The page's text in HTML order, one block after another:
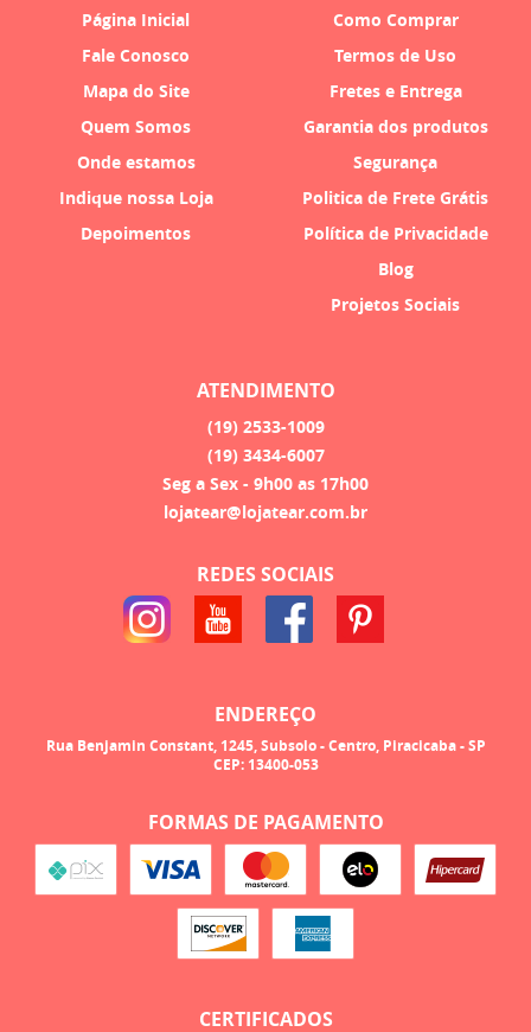
Página Inicial
Fale Conosco
Mapa do Site
Quem Somos
Onde estamos
Indique nossa Loja
Depoimentos
Como Comprar
Termos de Uso
Fretes e Entrega
Garantia dos produtos
Segurança
Politica de Frete Grátis
Política de Privacidade
Blog
Projetos Sociais
ATENDIMENTO
(19) 2533-1009
(19) 3434-6007
Seg a Sex - 9h00 as 17h00
lojatear@lojatear.com.br
REDES SOCIAIS
ENDEREÇO
Rua Benjamin Constant, 1245, Subsolo-Centro, Piracicaba-SP
CEP: 13400-053
FORMAS DE PAGAMENTO
CERTIFICADOS